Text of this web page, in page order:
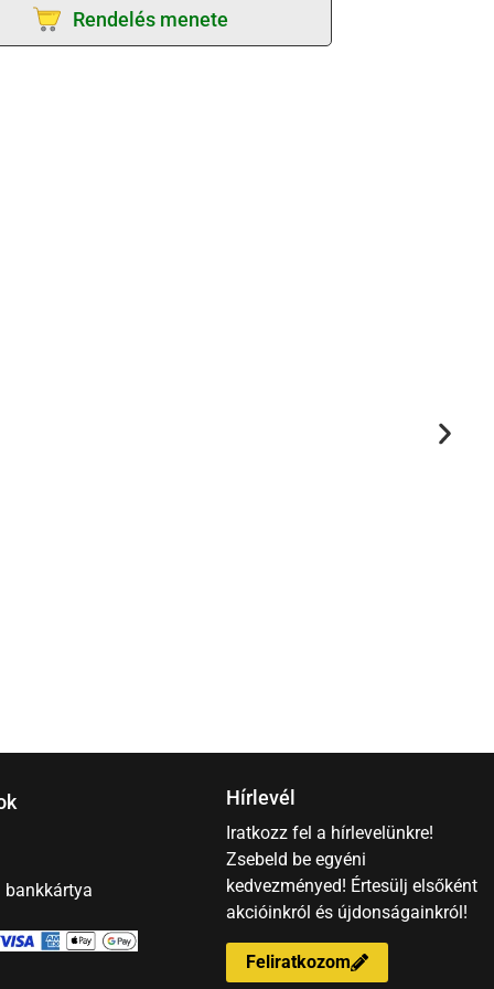
Rendelés menete
bankkártya
Hírlevél
Iratkozz fel a hírlevelünkre!
Zsebeld be egyéni
kedvezményed! Értesülj elsőként
akcióinkról és újdonságainkról!
Feliratkozom